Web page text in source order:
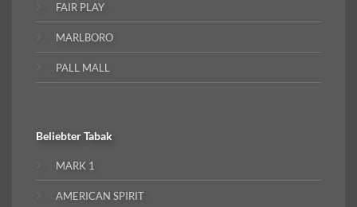
FAIR PLAY
MARLBORO
PALL MALL
BeliebterTabak
MARK 1
AMERICAN SPIRIT